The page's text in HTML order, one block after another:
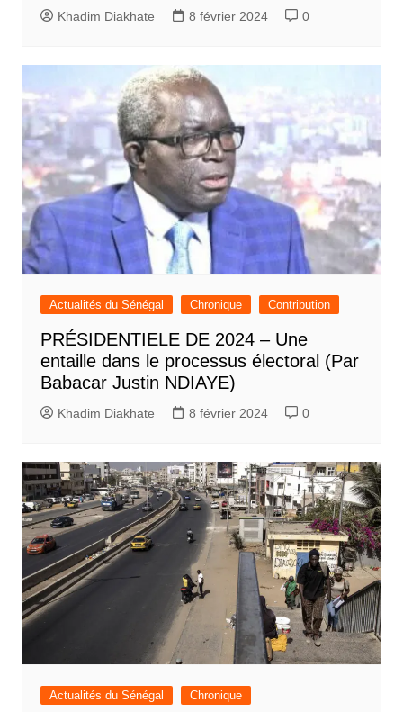
Khadim Diakhate 8 février 2024 0
Actualités du Sénégal Chronique Contribution
PRÉSIDENTIELE DE 2024 – Une
entaille dans le processus électoral (Par
Babacar Justin NDIAYE)
Khadim Diakhate 8 février 2024 0
Actualités du Sénégal Chronique